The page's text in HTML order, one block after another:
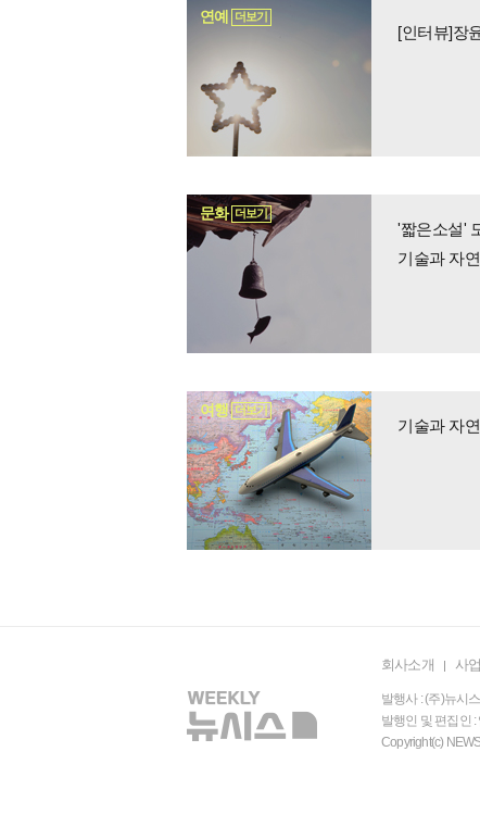
연예 더보기
[인터뷰]장
문화 더보기
기술과 자
여행 더보기
기술과 자
회사소개 사
발행사 : (주)뉴시
발행인 및 편집인
Copyright(c)